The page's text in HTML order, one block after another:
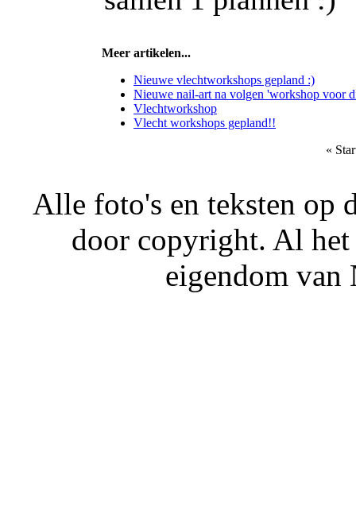
Meer artikelen...
Nieuwe vlechtworkshops gepland :)
Nieuwe nail-art na volgen 'workshop voor
Vlechtworkshop
Vlecht workshops gepland!!
«
Alle foto's en teksten op
door copyright. Al het
eigendom